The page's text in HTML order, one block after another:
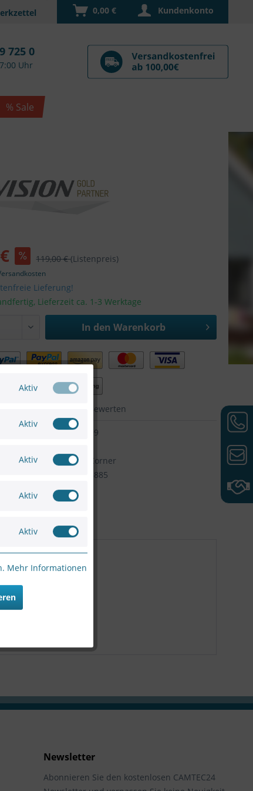
Kundenkonto
0,00 €
725 0
Uhr
% Sale
119,00 €(Listenpreis)
Lieferung!
Lieferzeit ca. 1-3 Werktage
In den Warenkorb
Bewerten
75661091799
Nr:
DS-1604ZJ-Corner
6954273658885
Newsletter
Abonnieren Sie den kostenlosen CAMTEC24
Aktiv
Aktiv
Aktiv
Aktiv
Aktiv
Mehr Informationen